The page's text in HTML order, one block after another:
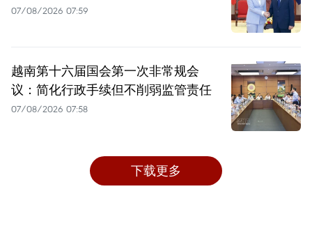
07/08/2026 07:59
越南第十六届国会第一次非常规会
议：简化行政手续但不削弱监管责任
07/08/2026 07:58
下载更多